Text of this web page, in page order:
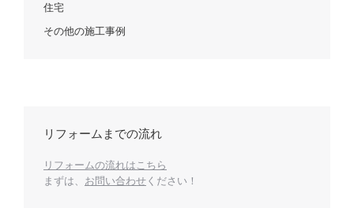
住宅
その他の施工事例
リフォームまでの流れ
リフォームの流れはこちら
まずは、 お問い合わせ ください！